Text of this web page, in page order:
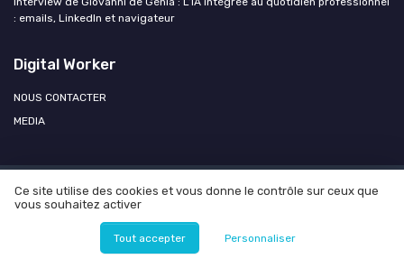
: emails, LinkedIn et navigateur
Digital Worker
NOUS CONTACTER
MEDIA
Mentions légales Politique de confidentialité
Agence OPEN
© Digital Worker 2026
Ce site utilise des cookies et vous donne le contrôle sur ceux que
vous souhaitez activer
Tout accepter Personnaliser